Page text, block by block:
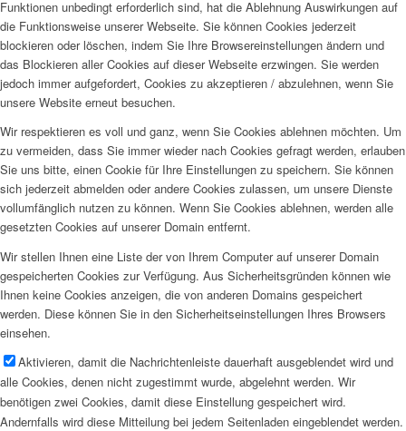
Funktionen unbedingt erforderlich sind, hat die Ablehnung Auswirkungen auf
die Funktionsweise unserer Webseite. Sie können Cookies jederzeit
blockieren oder löschen, indem Sie Ihre Browsereinstellungen ändern und
das Blockieren aller Cookies auf dieser Webseite erzwingen. Sie werden
jedoch immer aufgefordert, Cookies zu akzeptieren / abzulehnen, wenn Sie
unsere Website erneut besuchen.
Wir respektieren es voll und ganz, wenn Sie Cookies ablehnen möchten. Um
zu vermeiden, dass Sie immer wieder nach Cookies gefragt werden, erlauben
Sie uns bitte, einen Cookie für Ihre Einstellungen zu speichern. Sie können
sich jederzeit abmelden oder andere Cookies zulassen, um unsere Dienste
vollumfänglich nutzen zu können. Wenn Sie Cookies ablehnen, werden alle
gesetzten Cookies auf unserer Domain entfernt.
Wir stellen Ihnen eine Liste der von Ihrem Computer auf unserer Domain
gespeicherten Cookies zur Verfügung. Aus Sicherheitsgründen können wie
Ihnen keine Cookies anzeigen, die von anderen Domains gespeichert
werden. Diese können Sie in den Sicherheitseinstellungen Ihres Browsers
einsehen.
Aktivieren, damit die Nachrichtenleiste dauerhaft ausgeblendet wird und
alle Cookies, denen nicht zugestimmt wurde, abgelehnt werden. Wir
benötigen zwei Cookies, damit diese Einstellung gespeichert wird.
Andernfalls wird diese Mitteilung bei jedem Seitenladen eingeblendet werden.